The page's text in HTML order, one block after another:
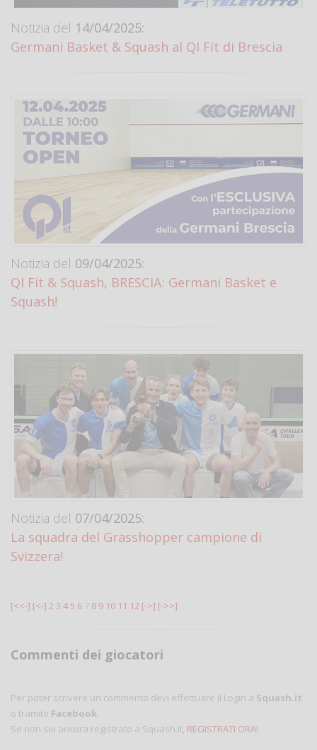
Notizia del 14/04/2025:
Germani Basket & Squash al QI Fit di Brescia
Notizia del 09/04/2025:
QI Fit & Squash, BRESCIA: Germani Basket e
Squash!
Notizia del 07/04/2025:
La squadra del Grasshopper campione di
Svizzera!
[<<-] [<-] 2 3 45 6 7 8 9 10 11 12 [->] [->>]
Commenti dei giocatori
Per poter scrivere un commento devi effettuare il Login a Squash.it
o tramite Facebook.
Se non sei ancora registrato a Squash.it, REGISTRATI ORA!